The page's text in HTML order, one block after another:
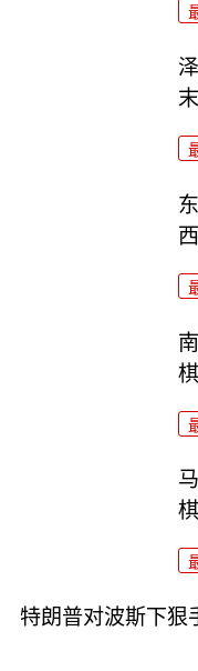
特朗普对波斯下狠